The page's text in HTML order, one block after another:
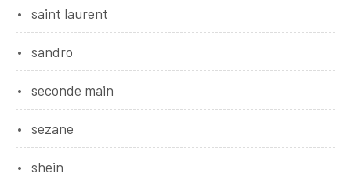
saint laurent
sandro
seconde main
sezane
shein